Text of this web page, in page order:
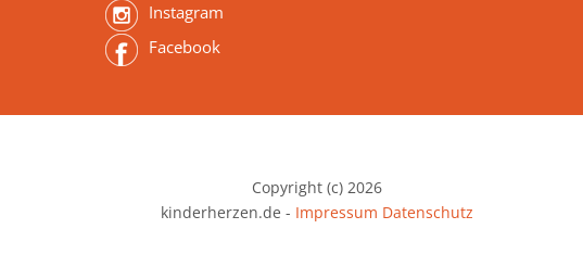
Instagram
Facebook
Copyright (c) 2026
kinderherzen.de - Impressum Datenschutz